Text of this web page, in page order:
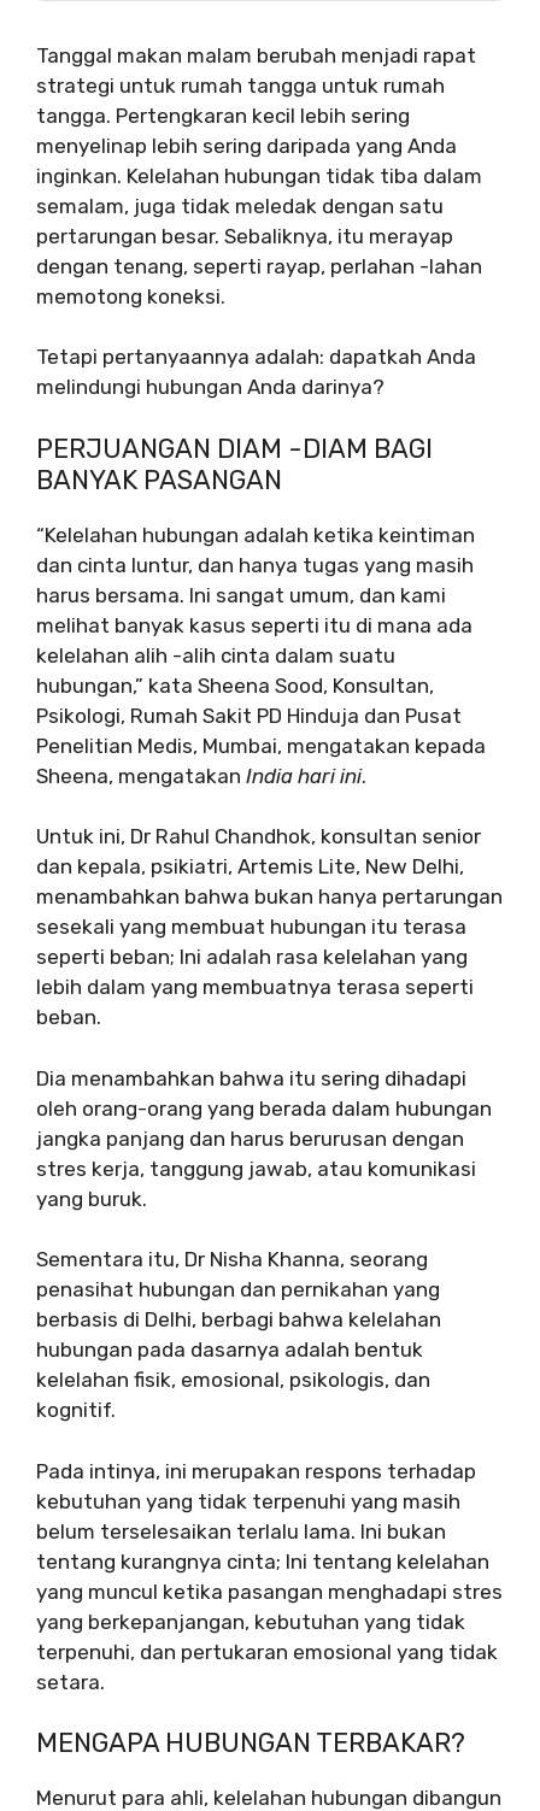
Tanggal makan malam berubah menjadi rapat
strategi untuk rumah tangga untuk rumah
tangga. Pertengkaran kecil lebih sering
menyelinap lebih sering daripada yang Anda
inginkan. Kelelahan hubungan tidak tiba dalam
semalam, juga tidak meledak dengan satu
pertarungan besar. Sebaliknya, itu merayap
dengan tenang, seperti rayap, perlahan -lahan
memotong koneksi.
Tetapi pertanyaannya adalah: dapatkah Anda
melindungi hubungan Anda darinya?
PERJUANGAN DIAM -DIAM BAGI
BANYAK PASANGAN
“Kelelahan hubungan adalah ketika keintiman
dan cinta luntur, dan hanya tugas yang masih
harus bersama. Ini sangat umum, dan kami
melihat banyak kasus seperti itu di mana ada
kelelahan alih -alih cinta dalam suatu
hubungan,” kata Sheena Sood, Konsultan,
Psikologi, Rumah Sakit PD Hinduja dan Pusat
Penelitian Medis, Mumbai, mengatakan kepada
Sheena, mengatakan India hari ini.
Untuk ini, Dr Rahul Chandhok, konsultan senior
dan kepala, psikiatri, Artemis Lite, New Delhi,
menambahkan bahwa bukan hanya pertarungan
sesekali yang membuat hubungan itu terasa
seperti beban; Ini adalah rasa kelelahan yang
lebih dalam yang membuatnya terasa seperti
beban.
Dia menambahkan bahwa itu sering dihadapi
oleh orang-orang yang berada dalam hubungan
jangka panjang dan harus berurusan dengan
stres kerja, tanggung jawab, atau komunikasi
yang buruk.
Sementara itu, Dr Nisha Khanna, seorang
penasihat hubungan dan pernikahan yang
berbasis di Delhi, berbagi bahwa kelelahan
hubungan pada dasarnya adalah bentuk
kelelahan fisik, emosional, psikologis, dan
kognitif.
Pada intinya, ini merupakan respons terhadap
kebutuhan yang tidak terpenuhi yang masih
belum terselesaikan terlalu lama. Ini bukan
tentang kurangnya cinta; Ini tentang kelelahan
yang muncul ketika pasangan menghadapi stres
yang berkepanjangan, kebutuhan yang tidak
terpenuhi, dan pertukaran emosional yang tidak
setara.
MENGAPA HUBUNGAN TERBAKAR?
Menurut para ahli, kelelahan hubungan dibangun